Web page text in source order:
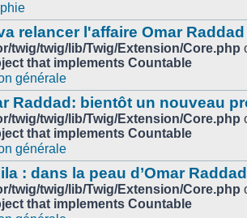
relancer l'affaire Omar Raddad
twig/twig/lib/Twig/Extension/Core.php
that implements Countable
générale
Raddad: bientôt un nouveau
twig/twig/lib/Twig/Extension/Core.php
that implements Countable
générale
: dans la peau d’Omar Raddad
twig/twig/lib/Twig/Extension/Core.php
that implements Countable